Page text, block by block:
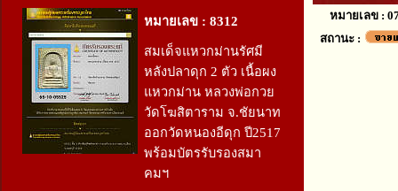
หมายเลข : 8312
สมเด็จแหวกม่านรัศมี
หลังปลาดุก 2 ตัว เนื้อผง
แหวกม่าน หลวงพ่อกวย
วัดโฆสิตาราม จ.ชัยนาท
ออกวัดหนองอีดุก ปี2517
พร้อมบัตรรับรองสมา
คมฯ
หมายเลข :
สถานะ :